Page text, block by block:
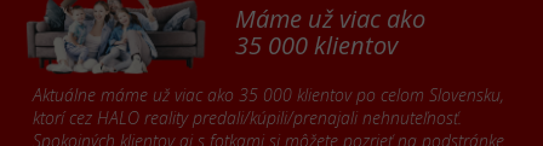
Máme už viac ako
35 000 klientov
Aktuálne máme už viac ako 35 000 klientov po celom Slovensku,
ktorí cez HALO reality predali/kúpili/prenajali nehnuteľnosť.
Spokojných klientov aj s fotkami si môžete pozrieť na podstránke